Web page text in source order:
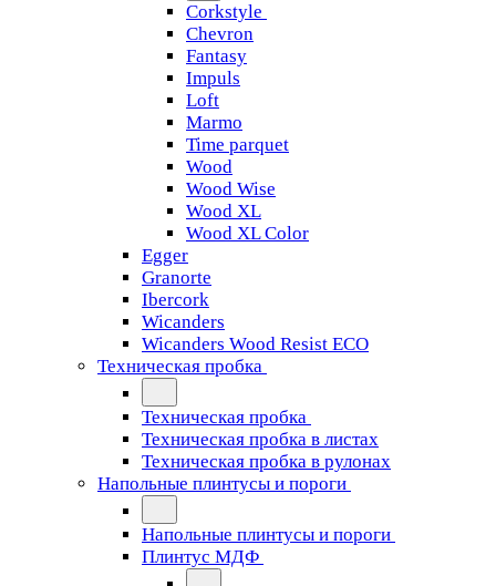
Corkstyle
Chevron
Fantasy
Impuls
Loft
Marmo
Time parquet
Wood
Wood Wise
Wood XL
Wood XL Color
Egger
Granorte
Ibercork
Wicanders
Wicanders Wood Resist ECO
Техническая пробка
Техническая пробка
Техническая пробка в листах
Техническая пробка в рулонах
Напольные плинтусы и пороги
Напольные плинтусы и пороги
Плинтус МДФ